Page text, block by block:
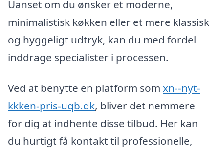
Uanset om du ønsker et moderne,
minimalistisk køkken eller et mere klassisk
og hyggeligt udtryk, kan du med fordel
inddrage specialister i processen.
Ved at benytte en platform som xn--nyt-
kkken-pris-uqb.dk, bliver det nemmere
for dig at indhente disse tilbud. Her kan
du hurtigt få kontakt til professionelle,